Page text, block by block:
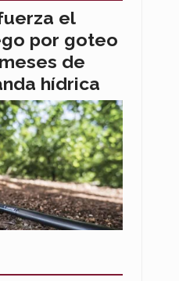
el
por goteo
de
hídrica